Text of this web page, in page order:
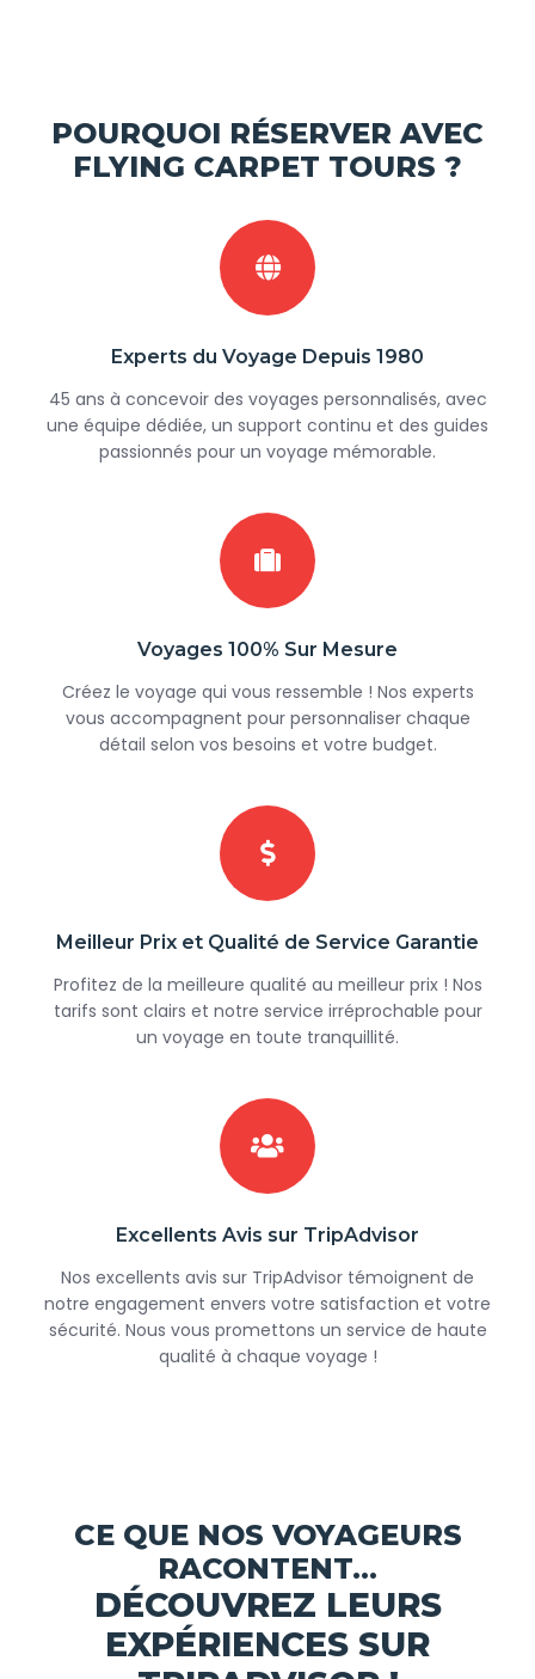
POURQUOI RÉSERVER AVEC
FLYING CARPET TOURS ?
Experts du Voyage Depuis 1980
45 ans à concevoir des voyages personnalisés, avec
une équipe dédiée, un support continu et des guides
passionnés pour un voyage mémorable.
Voyages 100% Sur Mesure
Créez le voyage qui vous ressemble ! Nos experts
vous accompagnent pour personnaliser chaque
détail selon vos besoins et votre budget.
Meilleur Prix et Qualité de Service Garantie
Profitez de la meilleure qualité au meilleur prix ! Nos
tarifs sont clairs et notre service irréprochable pour
un voyage en toute tranquillité.
Excellents Avis sur TripAdvisor
Nos excellents avis sur TripAdvisor témoignent de
notre engagement envers votre satisfaction et votre
sécurité. Nous vous promettons un service de haute
qualité à chaque voyage !
CE QUE NOS VOYAGEURS
RACONTENT...
DÉCOUVREZ LEURS
EXPÉRIENCES SUR